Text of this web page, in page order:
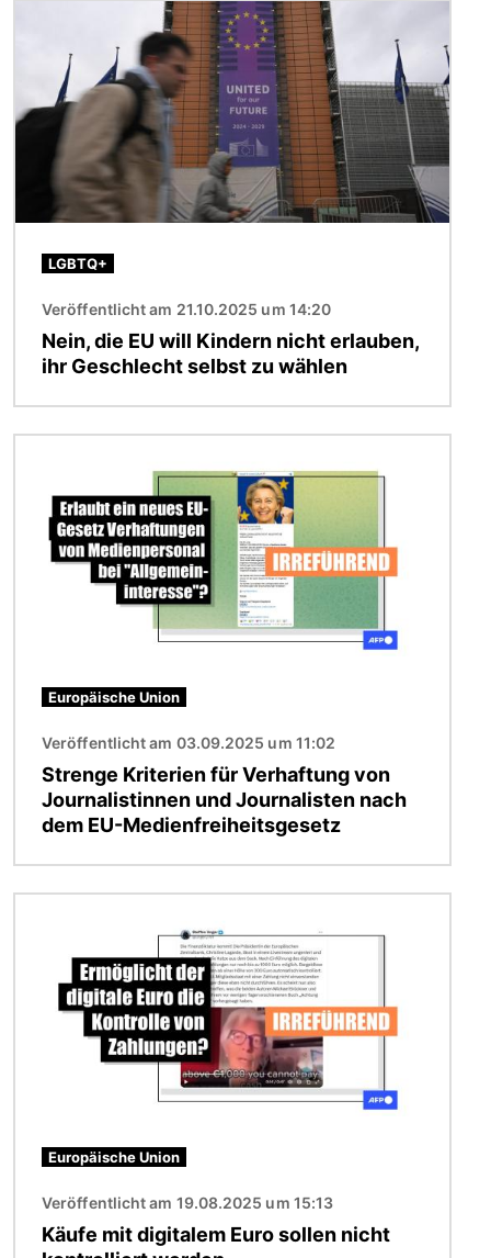
LGBTQ+
Veröffentlicht am 21.10.2025 um 14:20
Nein, die EU will Kindern nicht erlauben,
ihr Geschlecht selbst zu wählen
Europäische Union
Veröffentlicht am 03.09.2025 um 11:02
Strenge Kriterien für Verhaftung von
Journalistinnen und Journalisten nach
dem EU-Medienfreiheitsgesetz
Europäische Union
Veröffentlicht am 19.08.2025 um 15:13
Käufe mit digitalem Euro sollen nicht